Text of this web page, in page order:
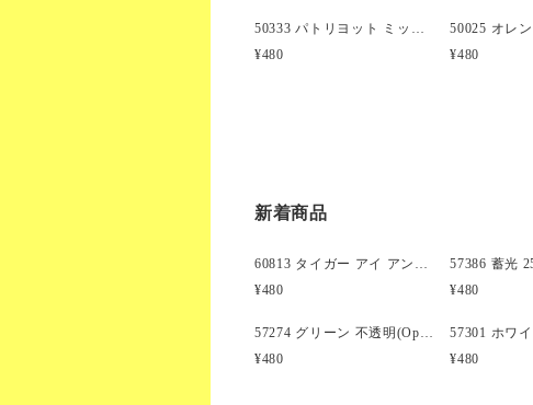
50333 パトリヨット ミックス 不透明 9x6mm(標準) バレル ポニービーズ (100個)
¥480
¥480
新着商品
60813 タイガー アイ アンティーク 13mm スカル ポニービーズ(25個)
¥480
¥480
57274 グリーン 不透明(Opaque) 25mm 飛行機 ポニービーズ (10個)
¥480
¥480